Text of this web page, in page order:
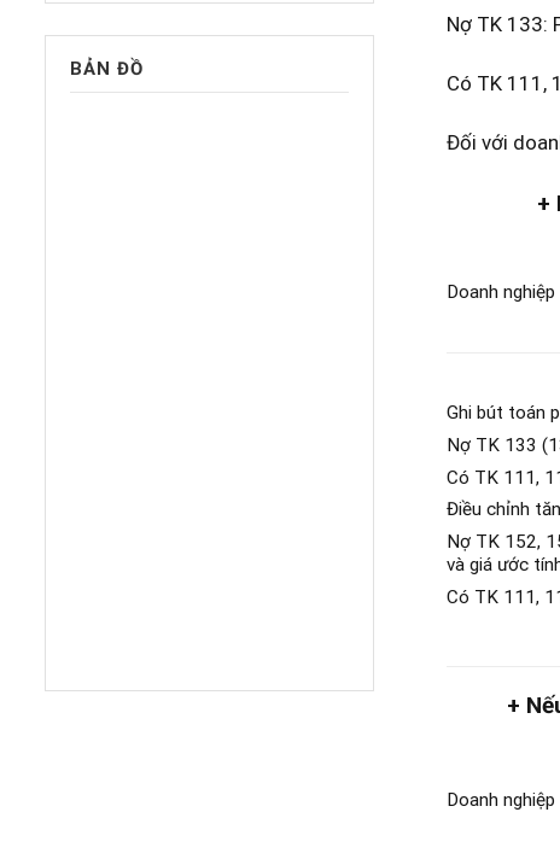
BẢN ĐỒ
Nợ TK 133:
Có TK 111,
Đối với
+ Nếu
Doanh
Ghi bút toán
Nợ TK 133
Có TK 111,
Điều chỉnh
Nợ TK 152,
và giá ước
Có TK 111,
+ Nếu
Doanh